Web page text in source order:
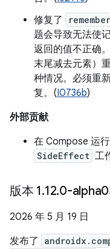
修复了
remember
题会导致无法使
返回的值不正确
末尾减去元素）
种情况。必须重
复。(I0736b)
外部贡献
在 Compose 运
SideEffect 工
版本 1.12.0-
2026 年 5 月 19 日
发布了